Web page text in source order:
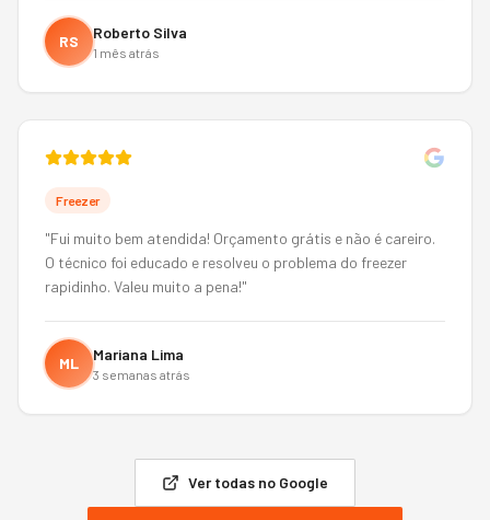
RS Roberto Silva
1 mês atrás
Freezer
"Fui muito bem atendida! Orçamento grátis e não é careiro.
O técnico foi educado e resolveu o problema do freezer
rapidinho. Valeu muito a pena!"
ML Mariana Lima
3 semanas atrás
Ver todas no Google